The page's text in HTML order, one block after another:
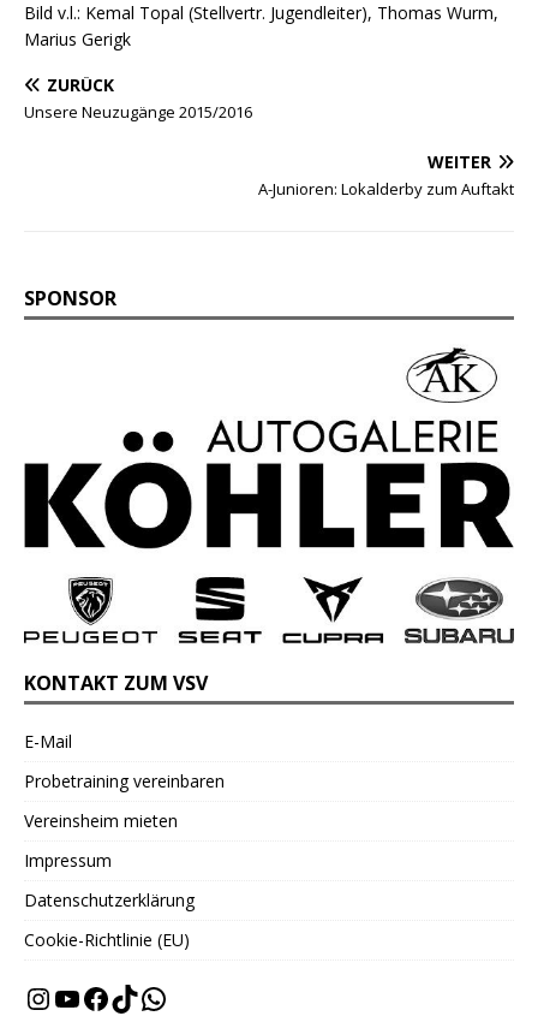
Bild v.l.: Kemal Topal (Stellvertr. Jugendleiter), Thomas Wurm,
Marius Gerigk
ZURÜCK
Unsere Neuzugänge 2015/2016
WEITER
A-Junioren: Lokalderby zum Auftakt
SPONSOR
KONTAKT ZUM VSV
E-Mail
Probetraining vereinbaren
Vereinsheim mieten
Impressum
Datenschutzerklärung
Cookie-Richtlinie (EU)